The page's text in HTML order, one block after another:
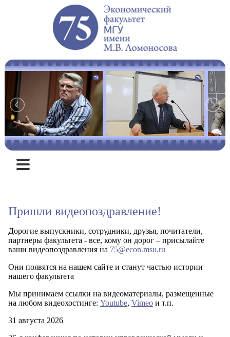
МОЙ ЭКОНОМ
ЦИТАТЫ
Пришли видеопоздравление!
Дорогие выпускники, сотрудники, друзья, почитатели,
партнеры факультета - все, кому он дорог – присылайте
ваши видеопоздравления на 75@econ.msu.ru
Они появятся на нашем сайте и станут частью истории
нашего факультета
Мы принимаем ссылки на видеоматериалы, размещенные
на любом видеохостинге: Youtube, Vimeo и т.п.
31 августа 2026